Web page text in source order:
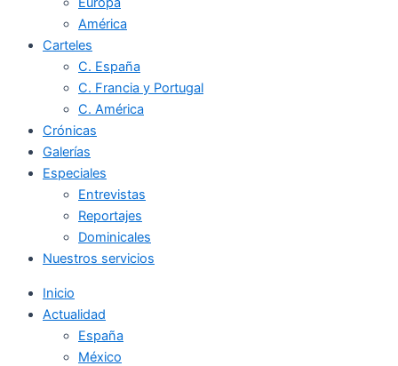
América
Carteles
C. España
C. Francia y Portugal
C. América
Crónicas
Galerías
Especiales
Entrevistas
Reportajes
Dominicales
Nuestros servicios
Inicio
Actualidad
España
México